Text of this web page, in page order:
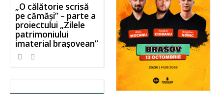
„O călătorie scrisă
pe cămăși” – parte a
proiectului „Zilele
patrimoniului
imaterial brașovean”